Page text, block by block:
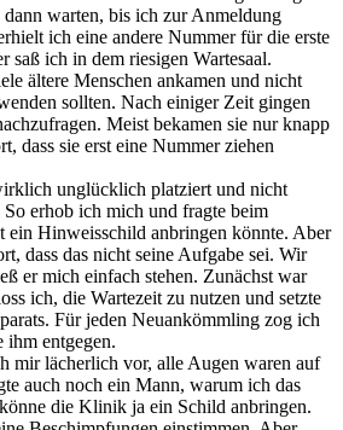
warten, bis ich zur Anmeldung
ich eine andere Nummer für die erste
saß ich in dem riesigen Wartesaal.
ältere Menschen ankamen und nicht
sollten. Nach einiger Zeit gingen
Meist bekamen sie nur knapp
dass sie erst eine Nummer ziehen
unglücklich platziert und nicht
erhob ich mich und fragte beim
ein Hinweisschild anbringen könnte. Aber
dass das nicht seine Aufgabe sei. Wir
er mich einfach stehen. Zunächst war
ich, die Wartezeit zu nutzen und setzte
Für jeden Neuankömmling zog ich
ihm entgegen.
mir lächerlich vor, alle Augen waren auf
auch noch ein Mann, warum ich das
die Klinik ja ein Schild anbringen.